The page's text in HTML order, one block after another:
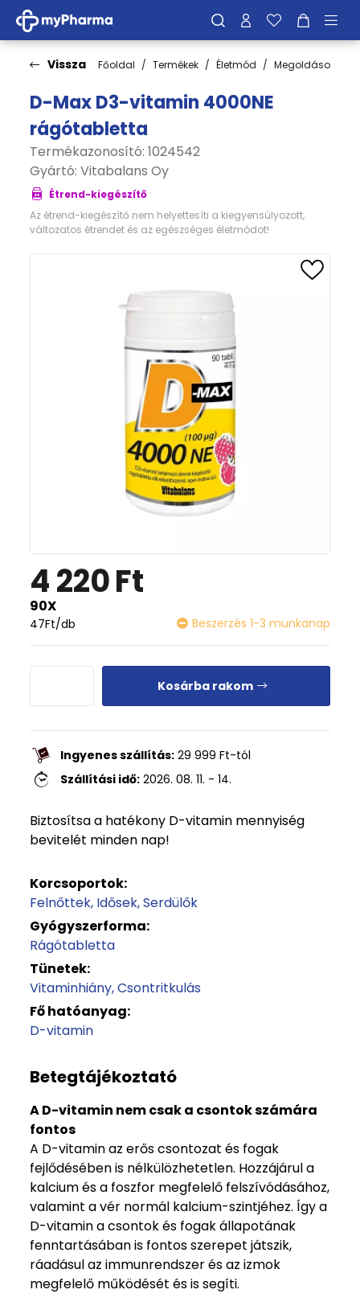
Vissza Főoldal Termékek Életmód Megoldások
D-Max D3-vitamin 4000NE
rágótabletta
Termékazonosító: 1024542
Gyártó: Vitabalans Oy
Étrend-kiegészítő
Az étrend-kiegészítő nem helyettesíti a kiegyensúlyozott,
változatos étrendet és az egészséges életmódot!
4 220Ft
90X
47Ft/db Beszerzés 1-3 munkanap
Kosárba rakom
Ingyenes szállítás: 29 999 Ft-tól
Szállítási idő: 2026. 08. 11. - 14.
Biztosítsa a hatékony D-vitamin mennyiség
bevitelét minden nap!
Korcsoportok:
Felnőttek Idősek Serdülők
Gyógyszerforma:
Rágótabletta
Tünetek:
Vitaminhiány Csontritkulás
Fő hatóanyag:
D-vitamin
Betegtájékoztató
A D-vitamin nem csak a csontok számára
fontos
A D-vitamin az erős csontozat és fogak
fejlődésében is nélkülözhetetlen. Hozzájárul a
kalcium és a foszfor megfelelő felszívódásához,
valamint a vér normál kalcium-szintjéhez. Így a
D-vitamin a csontok és fogak állapotának
fenntartásában is fontos szerepet játszik,
ráadásul az immunrendszer és az izmok
megfelelő működését és is segíti.